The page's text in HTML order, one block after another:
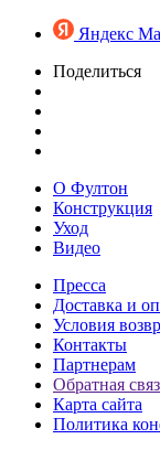
Яндекс
Поделиться
О Фултон
Конструкция
Уход
Видео
Пресса
Доставка и
Условия
Контакты
Партнерам
Обратная
Карта сайта
Политика